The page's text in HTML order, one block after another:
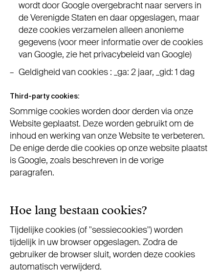
wordt door Google overgebracht naar servers in
de Verenigde Staten en daar opgeslagen, maar
deze cookies verzamelen alleen anonieme
gegevens (voor meer informatie over de cookies
van Google, zie het privacybeleid van Google)
Geldigheid van cookies : _ga: 2 jaar, _gid: 1 dag
Third-party cookies:
Sommige cookies worden door derden via onze
Website geplaatst. Deze worden gebruikt om de
inhoud en werking van onze Website te verbeteren.
De enige derde die cookies op onze website plaatst
is Google, zoals beschreven in de vorige
paragrafen.
Hoe lang bestaan cookies?
Tijdelijke cookies (of "sessiecookies") worden
tijdelijk in uw browser opgeslagen. Zodra de
gebruiker de browser sluit, worden deze cookies
automatisch verwijderd.